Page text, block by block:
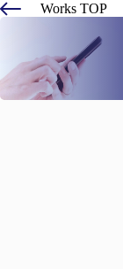
Works TOP